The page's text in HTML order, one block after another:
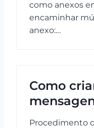
como anexos
encaminhar
anexo:…
Como
Procedimento